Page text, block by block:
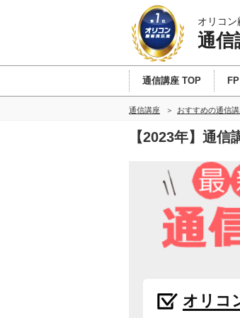
オリコ
通信
通信講座 TOP FP
通信講座 おすすめの通信
【2023年】通
オリコ